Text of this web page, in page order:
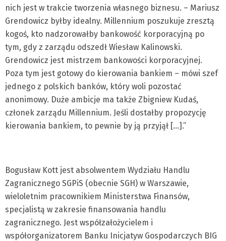
nich jest w trakcie tworzenia własnego biznesu. – Mariusz
Grendowicz byłby idealny. Millennium poszukuje zresztą
kogoś, kto nadzorowałby bankowość korporacyjną po
tym, gdy z zarządu odszedł Wiesław Kalinowski.
Grendowicz jest mistrzem bankowości korporacyjnej.
Poza tym jest gotowy do kierowania bankiem – mówi szef
jednego z polskich banków, który woli pozostać
anonimowy. Duże ambicje ma także Zbigniew Kudaś,
członek zarządu Millennium. Jeśli dostałby propozycję
kierowania bankiem, to pewnie by ją przyjął […].”
Bogusław Kott jest absolwentem Wydziału Handlu
Zagranicznego SGPiS (obecnie SGH) w Warszawie,
wieloletnim pracownikiem Ministerstwa Finansów,
specjalistą w zakresie finansowania handlu
zagranicznego. Jest współzałożycielem i
współorganizatorem Banku Inicjatyw Gospodarczych BIG